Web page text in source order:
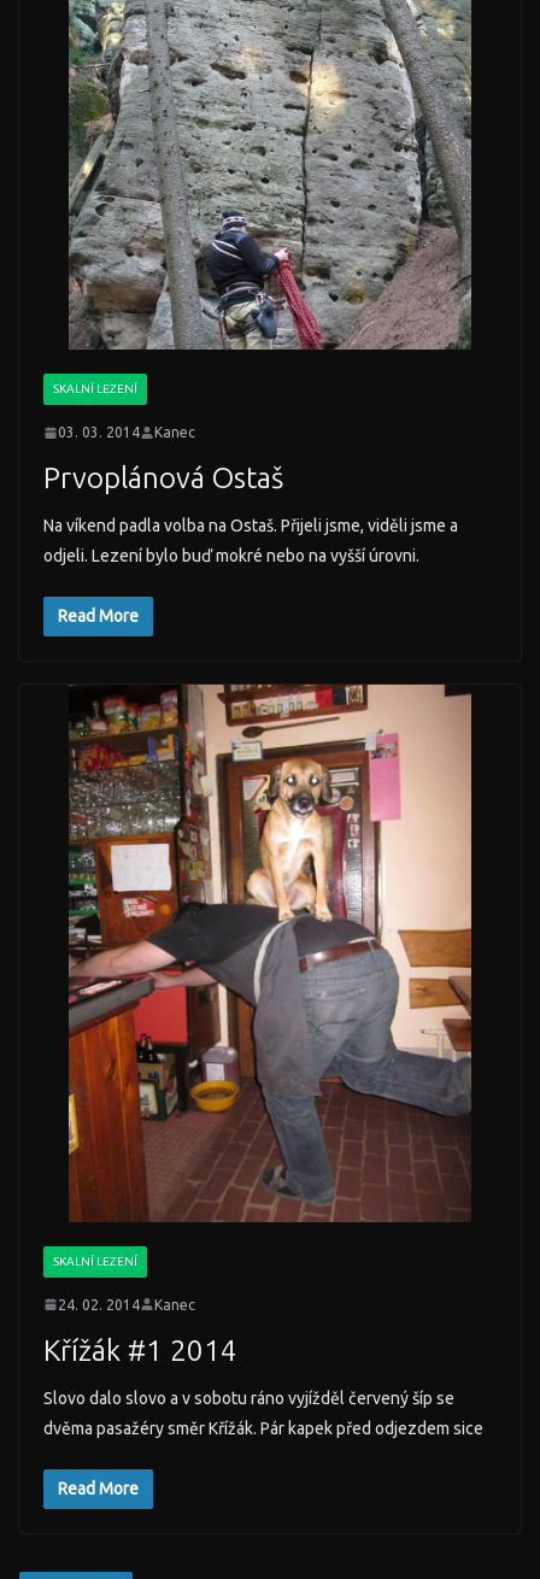
SKALNÍ LEZENÍ
03. 03. 2014 Kanec
Prvoplánová Ostaš
Na víkend padla volba na Ostaš. Přijeli jsme, viděli jsme a
odjeli. Lezení bylo buď mokré nebo na vyšší úrovni.
Read More
SKALNÍ LEZENÍ
24. 02. 2014 Kanec
Křížák #1 2014
Slovo dalo slovo a v sobotu ráno vyjížděl červený šíp se
dvěma pasažéry směr Křížák. Pár kapek před odjezdem sice
Read More